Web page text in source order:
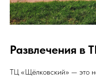
Развлечения в
ТЦ «Щёлковский» — это